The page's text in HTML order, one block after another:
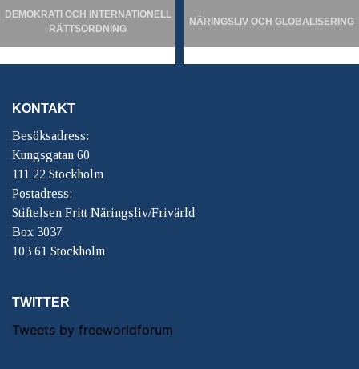
DEMOKRATI OCH INTERNATIONELL
RÄTTSORDNING
NÄRINGSLIV OCH GLOBALISERING
KONTAKT
Besöksadress:
Kungsgatan 60
111 22 Stockholm
Postadress:
Stiftelsen Fritt Näringsliv/Frivärld
Box 3037
103 61 Stockholm
TWITTER
Tweets by freeworldforum